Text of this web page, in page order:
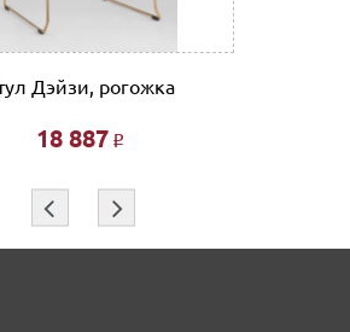
и сборки обговаривается
и желаем Вам приятных
⇦
Дэйзи, рогожка
18 887 Р
⇨